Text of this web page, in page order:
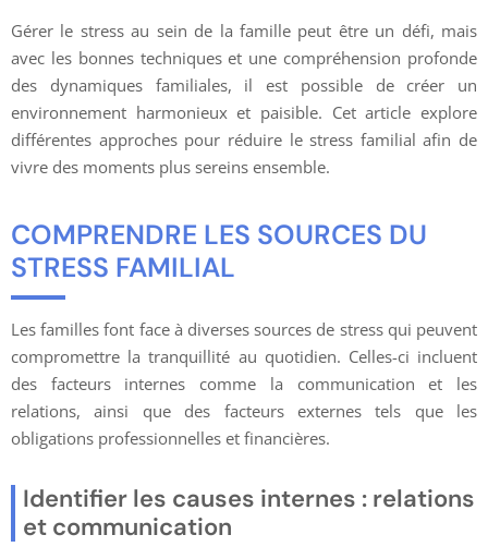
Gérer le stress au sein de la famille peut être un défi, mais
avec les bonnes techniques et une compréhension profonde
des dynamiques familiales, il est possible de créer un
environnement harmonieux et paisible. Cet article explore
différentes approches pour réduire le stress familial afin de
vivre des moments plus sereins ensemble.
COMPRENDRE LES SOURCES DU
STRESS FAMILIAL
Les familles font face à diverses sources de stress qui peuvent
compromettre la tranquillité au quotidien. Celles-ci incluent
des facteurs internes comme la communication et les
relations, ainsi que des facteurs externes tels que les
obligations professionnelles et financières.
Identifier les causes internes : relations
et communication